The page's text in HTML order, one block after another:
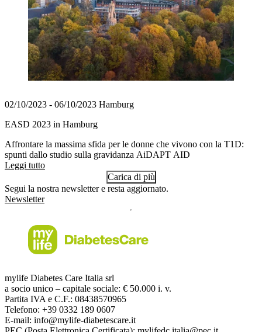
02/10/2023 - 06/10/2023 Hamburg
EASD 2023 in Hamburg
Affrontare la massima sfida per le donne che vivono con la T1D:
spunti dallo studio sulla gravidanza AiDAPT AID
Leggi tutto
Carica di più
Segui la nostra newsletter e resta aggiornato.
Newsletter
mylife Diabetes Care Italia srl
a socio unico – capitale sociale: € 50.000 i. v.
Partita IVA e C.F.: 08438570965
Telefono: +39 0332 189 0607
E-mail: info@mylife-diabetescare.it